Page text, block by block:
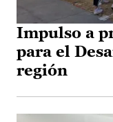
Impulso a
para el
región